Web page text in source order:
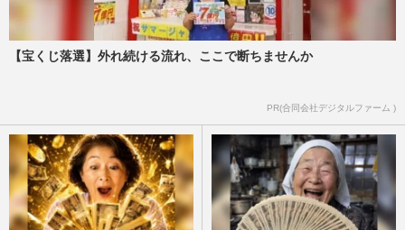
【宝くじ落選】外れ続ける流れ、ここで断ちませんか
PR(合同会社デジタルファーム )